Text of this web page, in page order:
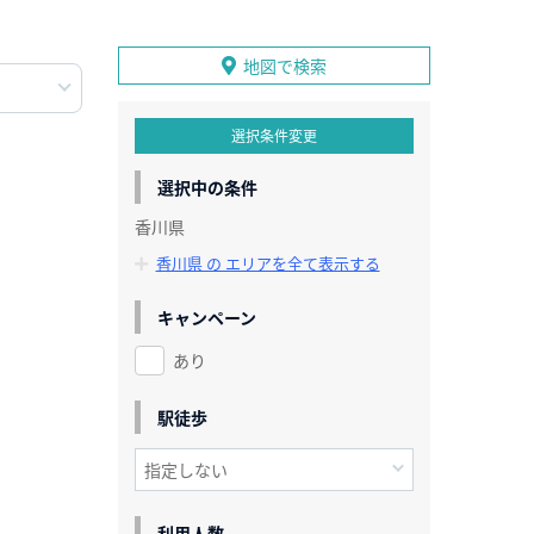
地図で検索
選択条件変更
選択中の条件
香川県
香川県 の エリアを全て表示する
キャンペーン
あり
駅徒歩